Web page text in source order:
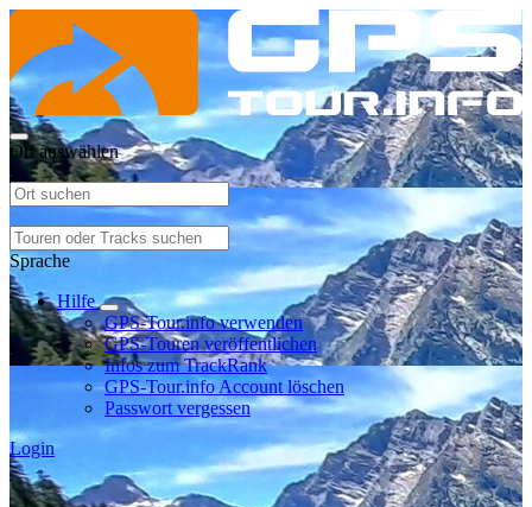
Ort auswählen
Sprache
Hilfe
GPS-Tour.info verwenden
GPS-Touren veröffentlichen
Infos zum TrackRank
GPS-Tour.info Account löschen
Passwort vergessen
Login